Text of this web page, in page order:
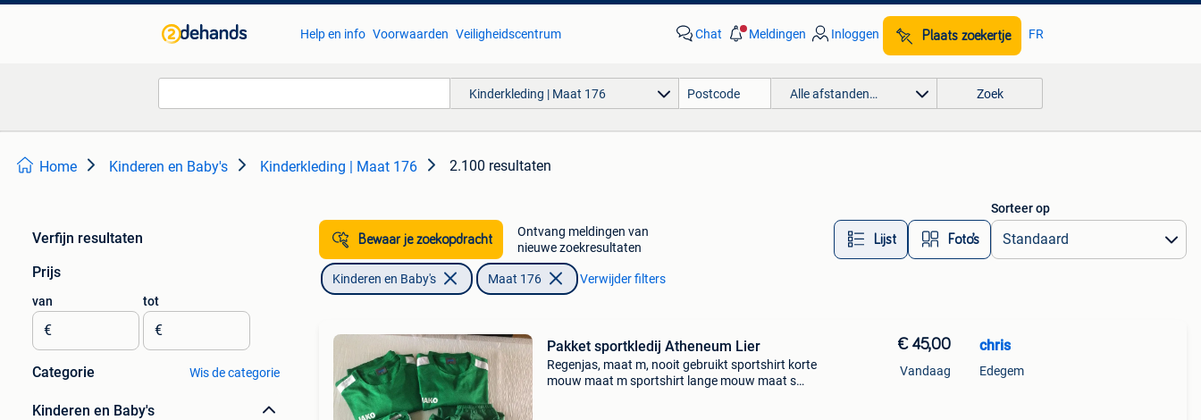
Help en info Voorwaarden Veiligheidscentrum Chat Meldingen Inloggen Plaats zoekertje FR
Kinderkleding | Maat 176 Alle afstanden… Zoek
Home Kinderen en Baby's Kinderkleding | Maat 176 2.100 resultaten
Verfijn resultaten
Prijs
van
€
tot
€
Categorie Wis de categorie
Kinderen en Baby's
Bewaar je zoekopdracht
Ontvang meldingen van
nieuwe zoekresultaten
Lijst Foto’s
Sorteer op
Kinderen en Baby's Maat 176 Verwijder filters
Pakket sportkledij Atheneum Lier
Regenjas, maat m, nooit gebruikt sportshirt korte
mouw maat m sportshirt lange mouw maat s
€ 45,00
Vandaag
chris
Edegem